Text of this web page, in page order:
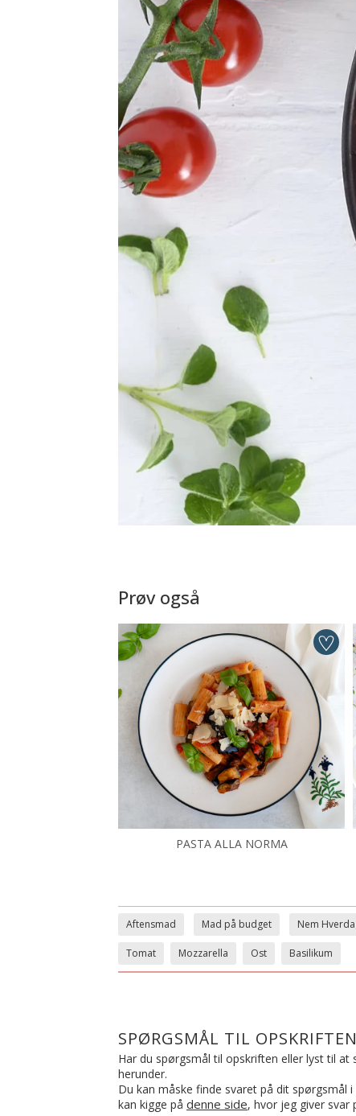
Prøv også
PASTA ALLA NORMA
Aftensmad Mad på budget Nem
Tomat Mozzarella Ost Basilikum
SPØRGSMÅL TIL
Har du spørgsmål til opskriften eller lyst til
herunder.
Du kan måske finde svaret på dit
kan kigge på denne side, hvor jeg giver